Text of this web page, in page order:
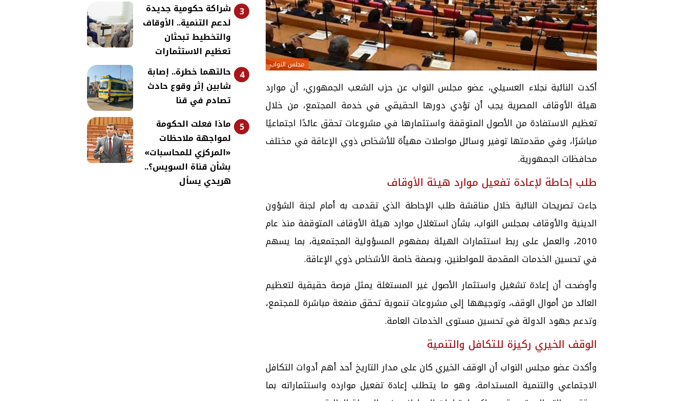
مجلس النواب
أكدت النائبة نجلاء العسيلي، عضو مجلس النواب عن حزب الشعب الجمهوري، أن موارد
هيئة الأوقاف المصرية يجب أن تؤدي دورها الحقيقي في خدمة المجتمع، من خلال
تعظيم الاستفادة من الأصول المتوقفة واستثمارها في مشروعات تحقق عائدًا اجتماعيًا
مباشرًا، وفي مقدمتها توفير وسائل مواصلات مهيأة للأشخاص ذوي الإعاقة في مختلف
محافظات الجمهورية.
طلب إحاطة لإعادة تفعيل موارد هيئة الأوقاف
جاءت تصريحات النائبة خلال مناقشة طلب الإحاطة الذي تقدمت به أمام لجنة الشؤون
الدينية والأوقاف بمجلس النواب، بشأن استغلال موارد هيئة الأوقاف المتوقفة منذ عام
2010، والعمل على ربط استثمارات الهيئة بمفهوم المسؤولية المجتمعية، بما يسهم
في تحسين الخدمات المقدمة للمواطنين، وبصفة خاصة الأشخاص ذوي الإعاقة.
وأوضحت أن إعادة تشغيل واستثمار الأصول غير المستغلة يمثل فرصة حقيقية لتعظيم
العائد من أموال الوقف، وتوجيهها إلى مشروعات تنموية تحقق منفعة مباشرة للمجتمع،
وتدعم جهود الدولة في تحسين مستوى الخدمات العامة.
الوقف الخيري ركيزة للتكافل والتنمية
وأكدت عضو مجلس النواب أن الوقف الخيري كان على مدار التاريخ أحد أهم أدوات التكافل
الاجتماعي والتنمية المستدامة، وهو ما يتطلب إعادة تفعيل موارده واستثماراته بما
3 شراكة حكومية جديدة
لدعم التنمية.. الأوقاف
والتخطيط تبحثان
تعظيم الاستثمارات
4
حالتهما خطرة.. إصابة
شابين إثر وقوع حادث
تصادم في قنا
5
ماذا فعلت الحكومة
لمواجهة ملاحظات
«المركزي للمحاسبات»
بشأن قناة السويس؟..
هريدي يسأل